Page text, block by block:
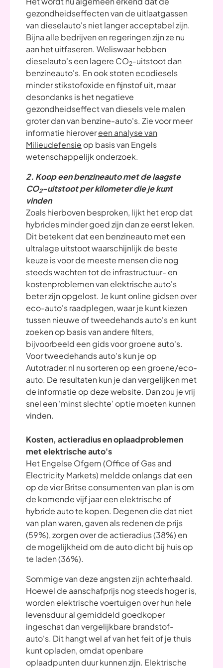
gezondheidseffecten van de uitlaatgassen
van dieselauto's niet langer acceptabel zijn.
Bijna alle bedrijven en regeringen zijn ze nu
aan het uitfaseren. Weliswaar hebben
dieselauto's een lagere CO2-uitstoot dan
benzineauto's. En ook stoten ecodiesels
minder stikstofoxide en fijnstof uit, maar
desondanks is het negatieve
gezondheidseffect van diesels vele malen
groter dan van benzine-auto's. Zie voor meer
informatie hierovereen analyse van
Milieudefensie op basis van Engels
wetenschappelijk onderzoek.
2. Koop een benzineauto met de laagste
CO2-uitstootper kilometer die je kunt
vinden
Zoals hierboven besproken, lijkt het erop dat
hybrides minder goed zijn dan ze eerst leken.
Dit betekent dat een benzineauto met een
ultralage uitstoot waarschijnlijk de beste
keuze is voor de meeste mensen die nog
steeds wachten tot de infrastructuur- en
kostenproblemen van elektrische auto's
beter zijn opgelost. Je kunt online gidsen over
eco-auto's raadplegen, waar je kunt kiezen
tussen nieuwe of tweedehands auto's en kunt
zoeken op basis van andere filters,
bijvoorbeeld een gids voor groene auto's.
Voor tweedehands auto's kun je op
Autotrader.nl nu sorteren op een groene/eco-
auto. De resultaten kun je dan vergelijken met
de informatie op deze website. Dan zou je vrij
snel een 'minst slechte' optie moeten kunnen
vinden.
Kosten, actieradius en oplaadproblemen
met elektrische auto's
Het Engelse Ofgem (Office of Gas and
Electricity Markets) meldde onlangs dat een
op de vier Britse consumenten van plan is om
de komende vijf jaar een elektrische of
hybride auto te kopen. Degenen die dat niet
van plan waren, gaven als redenen de prijs
(59%), zorgen over de actieradius (38%) en
de mogelijkheid om de auto dicht bij huis op
te laden (36%).
Sommige van deze angsten zijn achterhaald.
Hoewel de aanschafprijs nog steeds hoger is,
worden elektrische voertuigen over hun hele
levensduur al gemiddeld goedkoper
ingeschat dan vergelijkbare brandstof-
auto's. Dit hangt wel af van het feit of je thuis
kunt opladen, omdat openbare
oplaadpunten duur kunnen zijn. Elektrische